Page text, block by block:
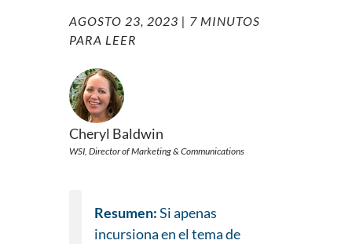
AGOSTO 23, 2023 | 7 MINUTOS
PARA LEER
Cheryl Baldwin
WSI, Director of Marketing & Communications
Resumen:Si apenas
incursiona en el tema de